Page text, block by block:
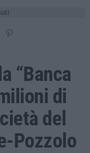
“Banca
di
del
Pozzolo